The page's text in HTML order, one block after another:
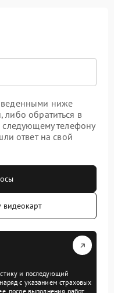
ниже
обратиться в
следующему телефону
ответ на свой
видеокарт
и последующий
с указанием страховых
после выполнения работ